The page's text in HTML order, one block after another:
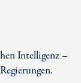
Intelligenz –